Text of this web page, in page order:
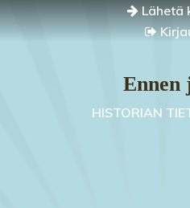
Lähetä
Ennen
HISTORIAN